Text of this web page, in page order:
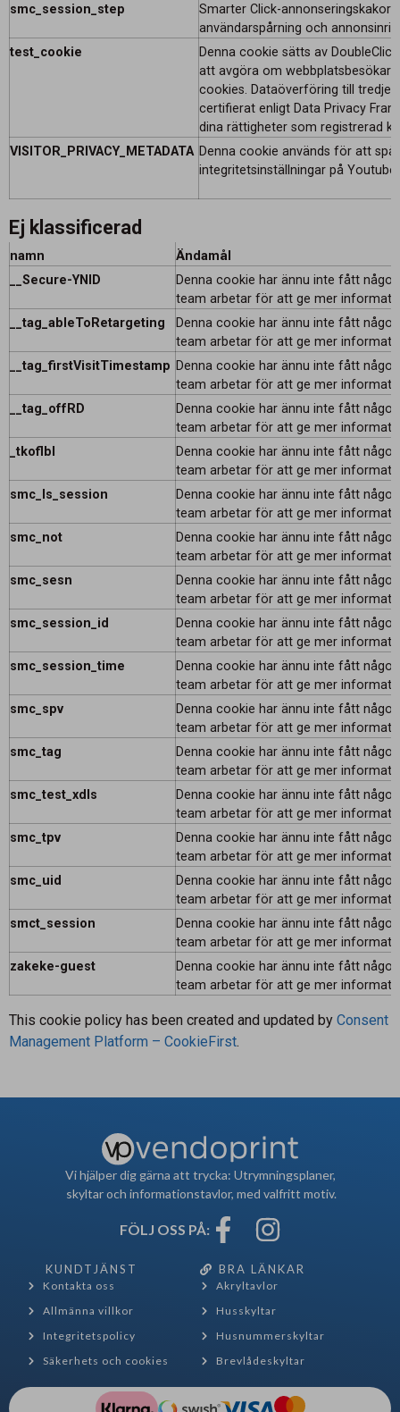
smc_session_step
Smarter Click-annonseringskakor
användarspårning och
test_cookie
Denna cookie sätts av
att avgöra om
cookies. Dataöverföring till tredje
certifierat enligt Data Privacy
dina rättigheter som registrerad
VISITOR_PRIVACY_METADATA Denna cookie används för att
integritetsinställningar på Youtube.
Ej klassificerad
namn
Ändamål
__Secure-YNID
Denna cookie har ännu inte fått
team arbetar för att ge mer
__tag_ableToRetargeting
Denna cookie har ännu inte fått
team arbetar för att ge mer
__tag_firstVisitTimestamp Denna cookie har ännu inte fått
team arbetar för att ge mer
__tag_offRD
Denna cookie har ännu inte fått
team arbetar för att ge mer
_tkoflbl
Denna cookie har ännu inte fått
team arbetar för att ge mer
smc_ls_session
Denna cookie har ännu inte fått
team arbetar för att ge mer
smc_not
Denna cookie har ännu inte fått
team arbetar för att ge mer
smc_sesn
Denna cookie har ännu inte fått
team arbetar för att ge mer
smc_session_id
Denna cookie har ännu inte fått
team arbetar för att ge mer
smc_session_time
Denna cookie har ännu inte fått
team arbetar för att ge mer
smc_spv
Denna cookie har ännu inte fått
team arbetar för att ge mer
smc_tag
Denna cookie har ännu inte fått
team arbetar för att ge mer
smc_test_xdls
Denna cookie har ännu inte fått
team arbetar för att ge mer
smc_tpv
Denna cookie har ännu inte fått
team arbetar för att ge mer
smc_uid
Denna cookie har ännu inte fått
team arbetar för att ge mer
smct_session
Denna cookie har ännu inte fått
team arbetar för att ge mer
zakeke-guest
Denna cookie har ännu inte fått
team arbetar för att ge mer
This cookie policy has been created and updated by Consent
Management Platform – CookieFirst
Vi hjälper dig gärna att trycka: Utrymningsplaner,
skyltar och informationstavlor, med valfritt motiv.
FÖLJ OSS PÅ:
KUNDTJÄNST
Kontakta oss
Allmänna villkor
Integritetspolicy
Säkerhets och cookies
BRA LÄNKAR
Akryltavlor
Husskyltar
Husnummerskyltar
Brevlådeskyltar